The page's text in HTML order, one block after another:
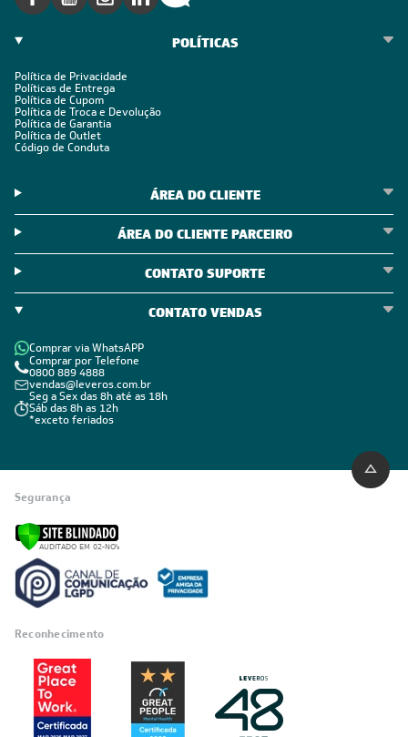
POLÍTICAS
Política de Privacidade
Políticas de Entrega
Política de Cupom
Política de Troca e Devolução
Política de Garantia
Política de Outlet
Código de Conduta
ÁREA DO CLIENTE
ÁREA DO CLIENTE PARCEIRO
CONTATO SUPORTE
CONTATO VENDAS
Comprar via WhatsAPP
Comprar por Telefone
0800 889 4888
vendas@leveros.com.br
Seg a Sex das 8h até as 18h
Sáb das 8h as 12h
*exceto feriados
Segurança
Reconhecimento